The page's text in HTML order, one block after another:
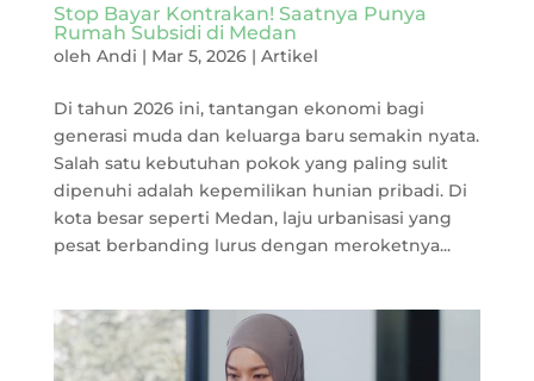
Stop Bayar Kontrakan! Saatnya Punya
Rumah Subsidi di Medan
oleh Andi | Mar 5, 2026| Artikel
Di tahun 2026 ini, tantangan ekonomi bagi
generasi muda dan keluarga baru semakin nyata.
Salah satu kebutuhan pokok yang paling sulit
dipenuhi adalah kepemilikan hunian pribadi. Di
kota besar seperti Medan, laju urbanisasi yang
pesat berbanding lurus dengan meroketnya...